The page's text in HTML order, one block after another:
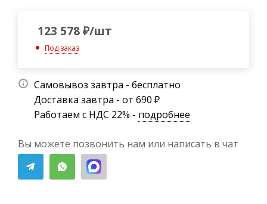
123 578₽/шт
Под заказ
Самовывоз завтра - бесплатно
Доставка завтра - от 690 ₽
Работаем с НДС 22% - подробнее
Вы можете позвонить нам или написать в чат